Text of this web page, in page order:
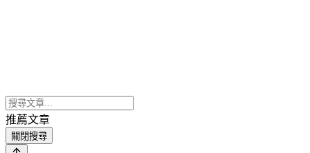
推薦文章
關閉搜尋